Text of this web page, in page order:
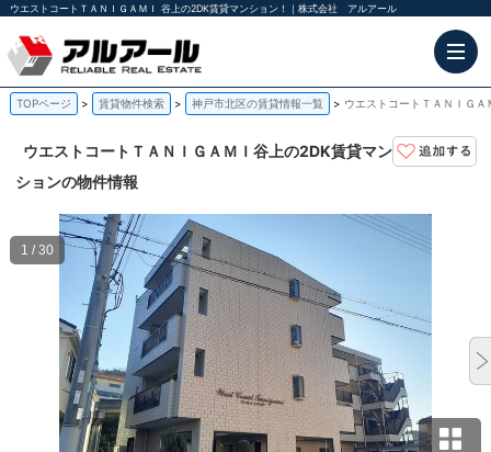
ウエストコートＴＡＮＩＧＡＭＩ 谷上の2DK賃貸マンション！｜株式会社 アルアール
TOPページ 賃貸物件検索 神戸市北区の賃貸情報一覧 ウエストコートＴＡＮＩＧ
ウエストコートＴＡＮＩＧＡＭＩ 谷上の2DK賃貸マン
ションの物件情報
1 / 30